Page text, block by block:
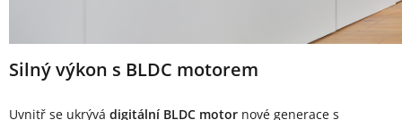
Silný výkon s BLDC motorem
Uvnitř se ukrývá digitální BLDC motor nové generace s